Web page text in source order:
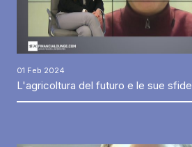
01 Feb 2024
L'agricoltura del futuro e le sue sfide